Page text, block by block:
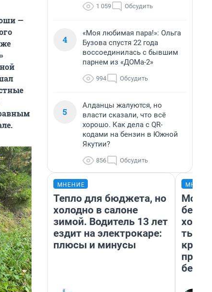
—
1 059 Обсудить
4
«Моя любимая пара!»: Ольга
Бузова спустя 22 года
воссоединилась с бывшим
парнем из «ДОМа-2»
994 Обсудить
5
Алданцы жалуются, но
власти сказали, что всё
хорошо. Как дела с QR-
кодами на бензин в Южной
Якутии?
856 Обсудить
МНЕНИЕ
Тепло для бюджета, но
холодно в салоне
зимой. Водитель 13 лет
ездит на электрокаре:
плюсы и минусы
Мой